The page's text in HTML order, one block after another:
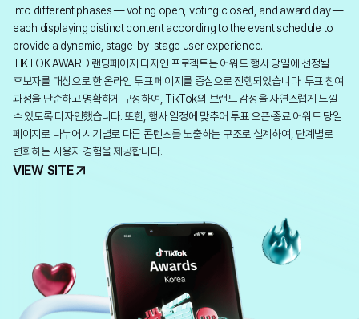
into different phases — voting open, voting closed, and award day —
each displaying distinct content according to the event schedule to
provide a dynamic, stage-by-stage user experience.
TIKTOK AWARD 랜딩페이지 디자인 프로젝트는 어워드 행사 당일에 선정될
후보자를 대상으로 한 온라인 투표 페이지를 중심으로 진행되었습니다. 투표 참여
과정을 단순하고 명확하게 구성하여, TikTok의 브랜드 감성을 자연스럽게 느낄
수 있도록 디자인했습니다. 또한, 행사 일정에 맞추어 투표 오픈·종료·어워드 당일
페이지로 나누어 시기별로 다른 콘텐츠를 노출하는 구조로 설계하여, 단계별로
변화하는 사용자 경험을 제공합니다.
VIEW SITE